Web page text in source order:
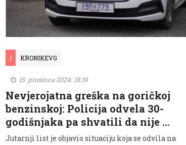
I KRONIKEVG
15. prosinca 2024. 18:19
Nevjerojatna greška na goričkoj
benzinskoj: Policija odvela 30-
godišnjaka pa shvatili da nije …
Jutarnji list je objavio situaciju koja se odvila na